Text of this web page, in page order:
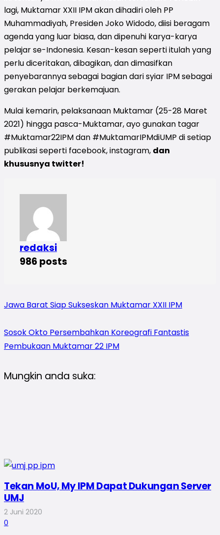
lagi, Muktamar XXII IPM akan dihadiri oleh PP
Muhammadiyah, Presiden Joko Widodo, diisi beragam
agenda yang luar biasa, dan dipenuhi karya-karya
pelajar se-Indonesia. Kesan-kesan seperti itulah yang
perlu diceritakan, dibagikan, dan dimasifkan
penyebarannya sebagai bagian dari syiar IPM sebagai
gerakan pelajar berkemajuan.
Mulai kemarin, pelaksanaan Muktamar (25-28 Maret
2021) hingga pasca-Muktamar, ayo gunakan tagar
#Muktamar22IPM dan #MuktamarIPMdiUMP di setiap
publikasi seperti facebook, instagram, dan
khususnya twitter!
redaksi
986 posts
Jawa Barat Siap Sukseskan Muktamar XXII IPM
Sosok Okto Persembahkan Koreografi Fantastis
Pembukaan Muktamar 22 IPM
Mungkin anda suka:
Tekan MoU, My IPM Dapat Dukungan Server
UMJ
2 Juni 2020
0